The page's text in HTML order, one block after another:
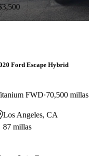
Ford Escape Hybrid
FWD 70,500 millas
Los Angeles, CA
87 millas